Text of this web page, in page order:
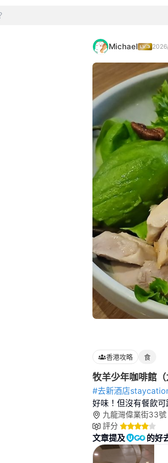
Michael
香港攻略 食
牧羊少年咖啡館（
#去新酒店
好味！但沒有餐飲
九龍灣偉業街33
評分
文章提及 的好